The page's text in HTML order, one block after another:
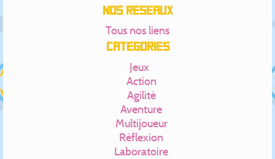
Nos réseaux
Tous nos liens
Catégories
Jeux
Action
Agilité
Aventure
Multijoueur
Réflexion
Laboratoire